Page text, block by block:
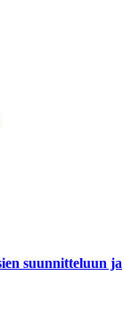
suunnitteluun ja